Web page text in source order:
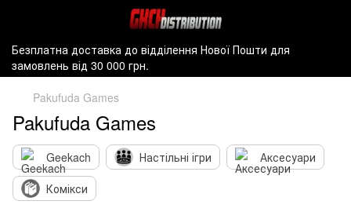
Безплатна доставка до відділення Нової Пошти для
замовлень від 30 000 грн.
Pakufuda Games
Pakufuda Games
Geekach Настільні ігри
Аксесуари
Комікси